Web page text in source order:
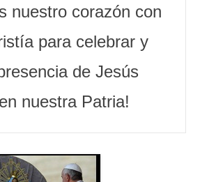
nuestro corazón con
para celebrar y
de Jesús
nuestra Patria!